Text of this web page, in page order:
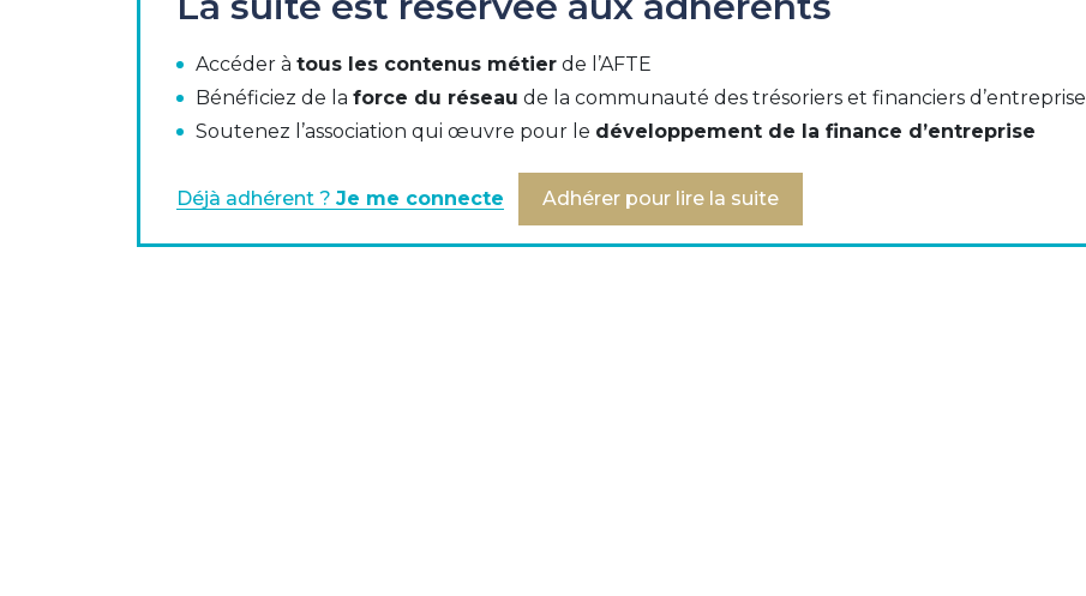
Contexte du paiement en Europe
Etat des lieux EP EME
Enjeux de la création d'un établissement de paiement
Accéder à tous les contenus métier de l’AFTE
Bénéficiez de la force du réseau de la communauté des trésoriers et financiers d’entreprise
Soutenez l’association qui œuvre pour le développement de la finance d’entreprise
Déjà adhérent ? Je me connecte Adhérer pour lire la suite